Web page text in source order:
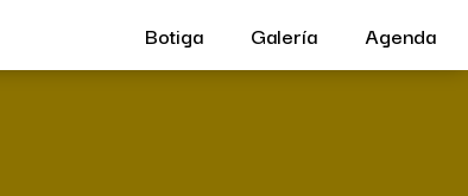
Botiga Galería Agenda